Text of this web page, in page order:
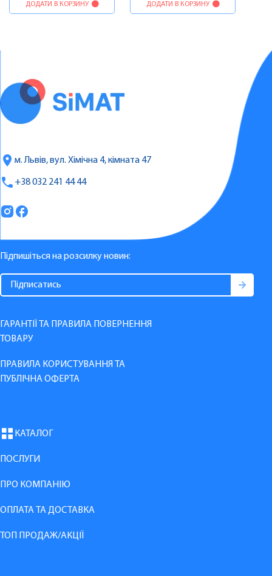
ДОДАТИ В КОРЗИНУ ДОДАТИ В КОРЗИНУ
м. Львів, вул. Хімічна 4, кімната 47
+38 032 241 44 44
Підпишіться на розсилку новин:
ГАРАНТІЇ ТА ПРАВИЛА ПОВЕРНЕННЯ
ТОВАРУ
ПРАВИЛА КОРИСТУВАННЯ ТА
ПУБЛІЧНА ОФЕРТА
КАТАЛОГ
ПОСЛУГИ
ПРО КОМПАНІЮ
ОПЛАТА ТА ДОСТАВКА
ТОП ПРОДАЖ/АКЦІЇ